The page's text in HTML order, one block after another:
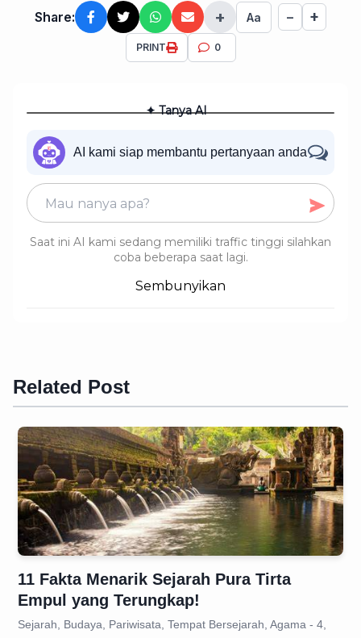
Share: + Aa − +
PRINT 0
✦ Tanya AI
AI kami siap membantu pertanyaan anda
Saat ini AI kami sedang memiliki traffic tinggi silahkan
coba beberapa saat lagi.
Sembunyikan
Related Post
11 Fakta Menarik Sejarah Pura Tirta
Empul yang Terungkap!
Sejarah, Budaya, Pariwisata, Tempat Bersejarah, Agama - 4,